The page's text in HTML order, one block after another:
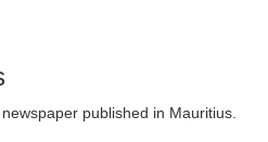
published in Mauritius.